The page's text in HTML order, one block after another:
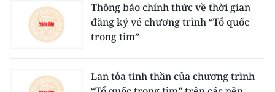
Thông báo chính thức về thời gian
đăng ký vé chương trình “Tổ quốc
trong tim”
Lan tỏa tinh thần của chương trình